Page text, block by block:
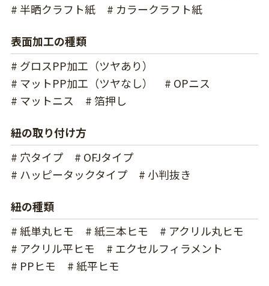
# 半晒クラフト紙
# カラークラフト紙
表面加工の種類
# グロスPP加工（ツヤあり）
# マットPP加工（ツヤなし）
# OPニス
# マットニス
# 箔押し
紐の取り付け方
# 穴タイプ
# OFJタイプ
# ハッピータックタイプ
# 小判抜き
紐の種類
# 紙単丸ヒモ
# 紙三本ヒモ
# アクリル丸ヒモ
# アクリル平ヒモ
# エクセルフィラメント
# PPヒモ
# 紙平ヒモ